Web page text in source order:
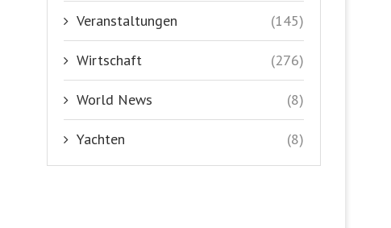
Veranstaltungen (145)
Wirtschaft (276)
World News (8)
Yachten (8)